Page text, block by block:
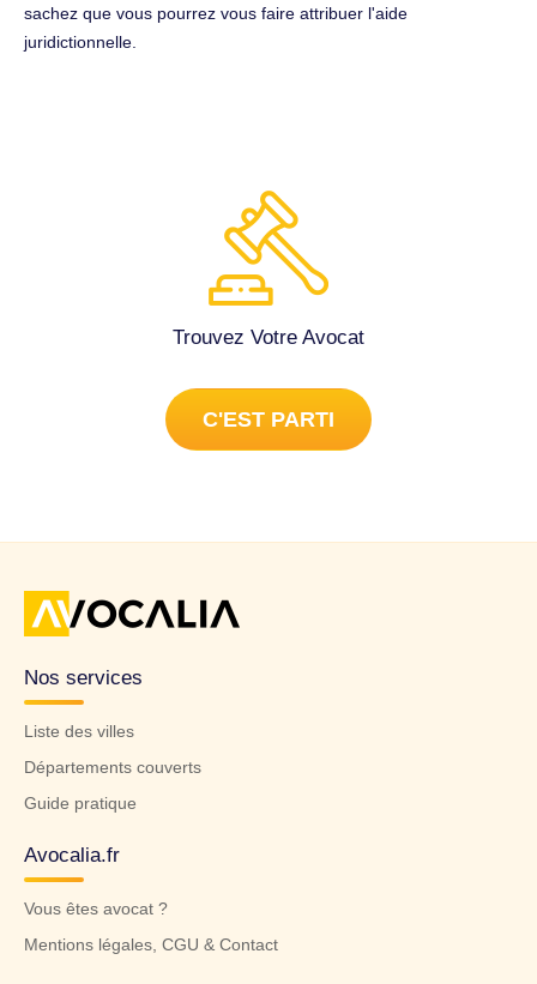
sachez que vous pourrez vous faire attribuer l'aide
juridictionnelle.
Trouvez Votre Avocat
C'EST PARTI
Nos services
Liste des villes
Départements couverts
Guide pratique
Avocalia.fr
Vous êtes avocat ?
Mentions légales, CGU & Contact